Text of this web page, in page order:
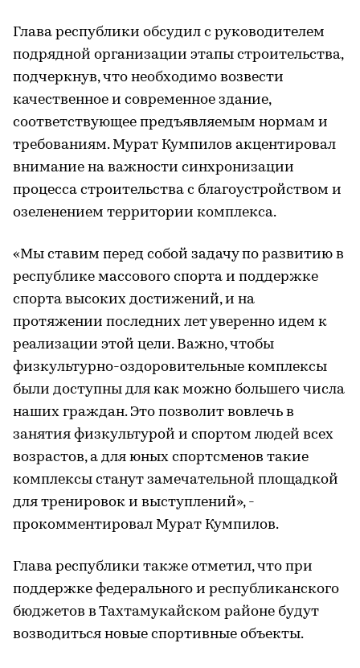
Глава республики обсудил с руководителем
подрядной организации этапы строительства,
подчеркнув, что необходимо возвести
качественное и современное здание,
соответствующее предъявляемым нормам и
требованиям. Мурат Кумпилов акцентировал
внимание на важности синхронизации
процесса строительства с благоустройством и
озеленением территории комплекса.
«Мы ставим перед собой задачу по развитию в
республике массового спорта и поддержке
спорта высоких достижений, и на
протяжении последних лет уверенно идем к
реализации этой цели. Важно, чтобы
физкультурно-оздоровительные комплексы
были доступны для как можно большего числа
наших граждан. Это позволит вовлечь в
занятия физкультурой и спортом людей всех
возрастов, а для юных спортсменов такие
комплексы станут замечательной площадкой
для тренировок и выступлений», -
прокомментировал Мурат Кумпилов.
Глава республики также отметил, что при
поддержке федерального и республиканского
бюджетов в Тахтамукайском районе будут
возводиться новые спортивные объекты.